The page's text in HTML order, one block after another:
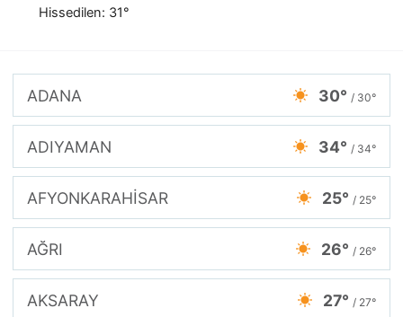
Hissedilen: 31°
ADANA 30° / 30°
ADIYAMAN 34° / 34°
AFYONKARAHİSAR 25° / 25°
AĞRI 26° / 26°
AKSARAY 27° / 27°